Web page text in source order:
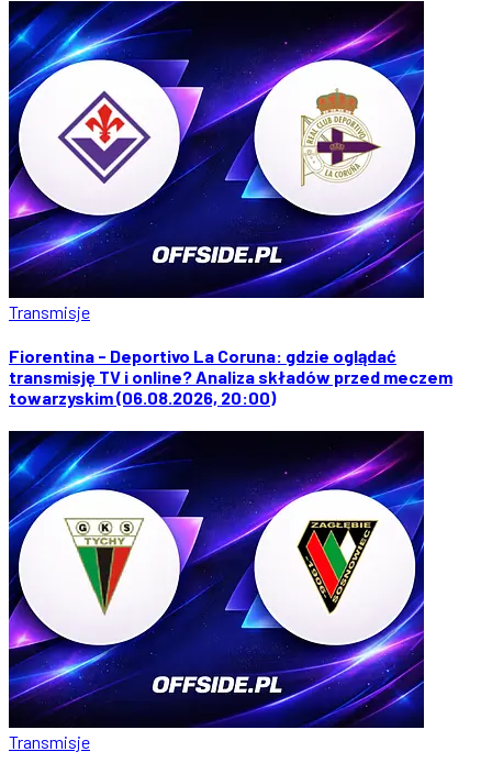
Transmisje
Fiorentina - Deportivo La Coruna: gdzie oglądać
transmisję TV i online? Analiza składów przed meczem
towarzyskim (06.08.2026, 20:00)
Transmisje